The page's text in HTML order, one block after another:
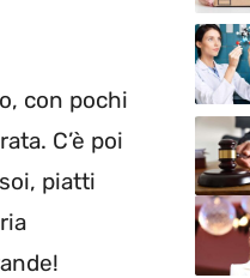
con pochi
C’è poi
piatti